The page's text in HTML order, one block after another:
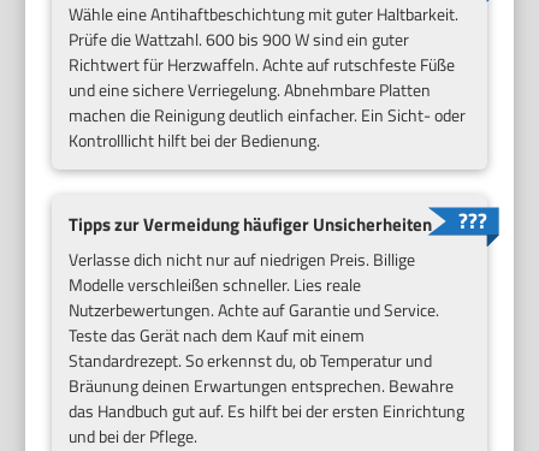
Wähle eine Antihaftbeschichtung mit guter Haltbarkeit.
Prüfe die Wattzahl. 600 bis 900 W sind ein guter
Richtwert für Herzwaffeln. Achte auf rutschfeste Füße
und eine sichere Verriegelung. Abnehmbare Platten
machen die Reinigung deutlich einfacher. Ein Sicht- oder
Kontrolllicht hilft bei der Bedienung.
Tipps zur Vermeidung häufiger Unsicherheiten
Verlasse dich nicht nur auf niedrigen Preis. Billige
Modelle verschleißen schneller. Lies reale
Nutzerbewertungen. Achte auf Garantie und Service.
Teste das Gerät nach dem Kauf mit einem
Standardrezept. So erkennst du, ob Temperatur und
Bräunung deinen Erwartungen entsprechen. Bewahre
das Handbuch gut auf. Es hilft bei der ersten Einrichtung
und bei der Pflege.